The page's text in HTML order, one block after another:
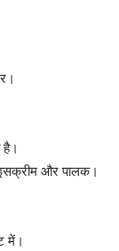
है।
और पालक।
में।